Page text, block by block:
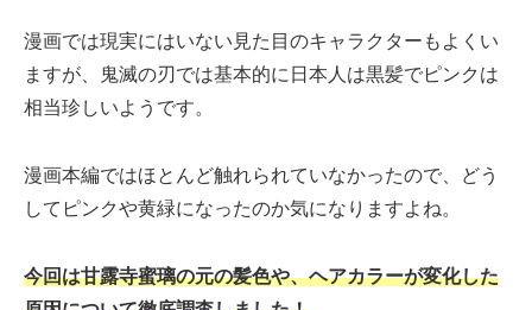
漫画では現実にはいない見た目のキャラクターもよくい
ますが、鬼滅の刃では基本的に日本人は黒髪でピンクは
相当珍しいようです。
漫画本編ではほとんど触れられていなかったので、どう
してピンクや黄緑になったのか気になりますよね。
今回は甘露寺蜜璃の元の髪色や、ヘアカラーが変化した